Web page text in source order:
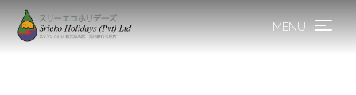
MENU Toggle